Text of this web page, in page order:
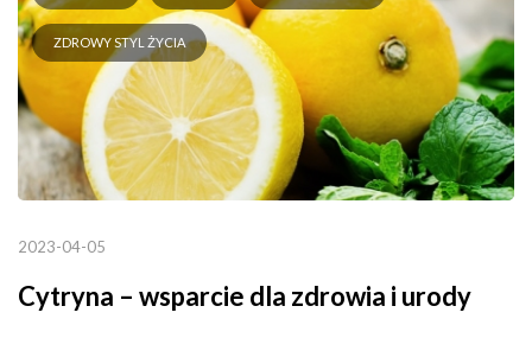
ZDROWY STYL ŻYCIA
2023-04-05
Cytryna – wsparcie dla zdrowia i urody